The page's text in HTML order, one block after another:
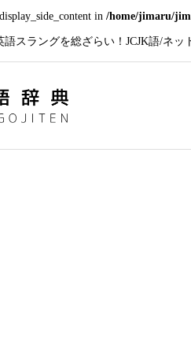
in /home/jimaru/
スラングを総ざらい！JCJK語/ネ